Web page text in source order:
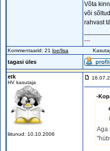
Võta
või
rahvast
---
Kommentaarid: 21 loe/lisa
tagasi üles
etk
HV kasutaja
liitunud: 10.10.2006
-
Aga